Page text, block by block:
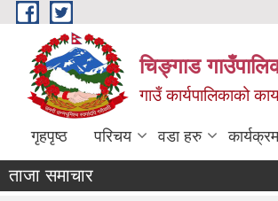
Skip to main content
चिङ्गाड
गाउँ कार्यपालिकाको
गृहपृष्ठ परिचय वडा हरु
ताजा समाचार